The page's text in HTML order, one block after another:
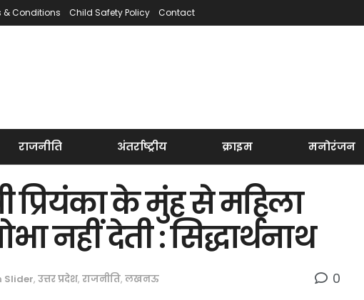
& Conditions Child Safety Policy Contact
राजनीति अंतर्राष्ट्रीय क्राइम मनोरंजन
प्रियंका के मुंह से महिला
नहीं देती : सिद्धार्थनाथ
Slider, उत्तर प्रदेश, राजनीति, लखनऊ 0